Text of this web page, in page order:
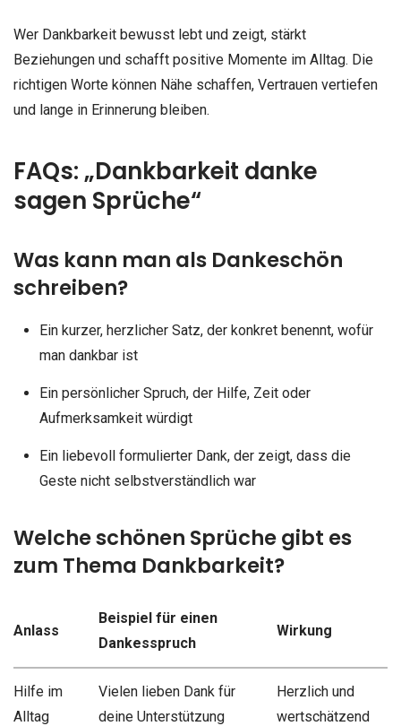
Wer Dankbarkeit bewusst lebt und zeigt, stärkt
Beziehungen und schafft positive Momente im Alltag. Die
richtigen Worte können Nähe schaffen, Vertrauen vertiefen
und lange in Erinnerung bleiben.
FAQs: „Dankbarkeit danke
sagen Sprüche“
Was kann man als Dankeschön
schreiben?
Ein kurzer, herzlicher Satz, der konkret benennt, wofür
man dankbar ist
Ein persönlicher Spruch, der Hilfe, Zeit oder
Aufmerksamkeit würdigt
Ein liebevoll formulierter Dank, der zeigt, dass die
Geste nicht selbstverständlich war
Welche schönen Sprüche gibt es
zum Thema Dankbarkeit?
Anlass
Beispiel für einen
Dankesspruch
Wirkung
Hilfe im
Alltag
Vielen lieben Dank für
deine Unterstützung
Herzlich und
wertschätzend